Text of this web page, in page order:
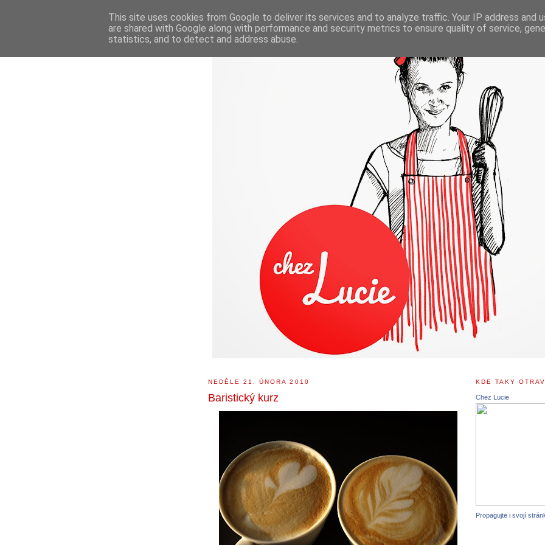
NEDĚLE 21. ÚNORA 2010
Baristický kurz
KDE TAKY
Chez Lucie
Propagujte i svojí
This site uses cookies from Google to deliver its services and to analyze traffic. Your IP address and
are shared with Google along with performance and security metrics to ensure quality of service,
statistics, and to detect and address abuse.